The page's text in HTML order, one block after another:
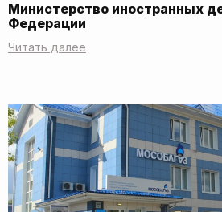
Министерство иностранных
Федерации
Читать далее